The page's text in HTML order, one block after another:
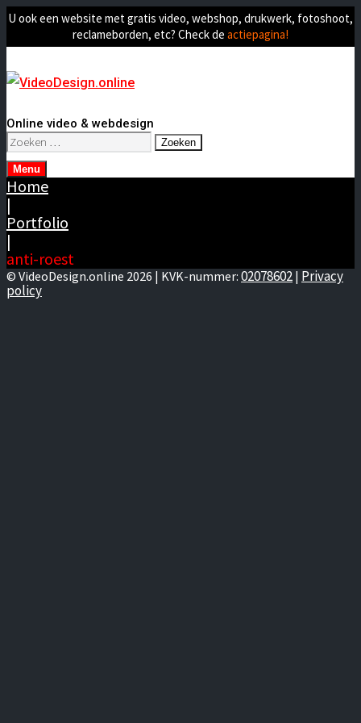
U ook een website met gratis video, webshop, drukwerk, fotoshoot,
reclameborden, etc? Check de actiepagina!
Online video & webdesign
Zoeken
naar:
Menu
Home
|
Portfolio
|
anti-roest
© VideoDesign.online 2026 | KVK-nummer: 02078602 | Privacy
policy